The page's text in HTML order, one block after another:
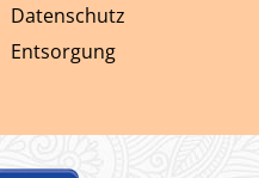
Datenschutz
Entsorgung